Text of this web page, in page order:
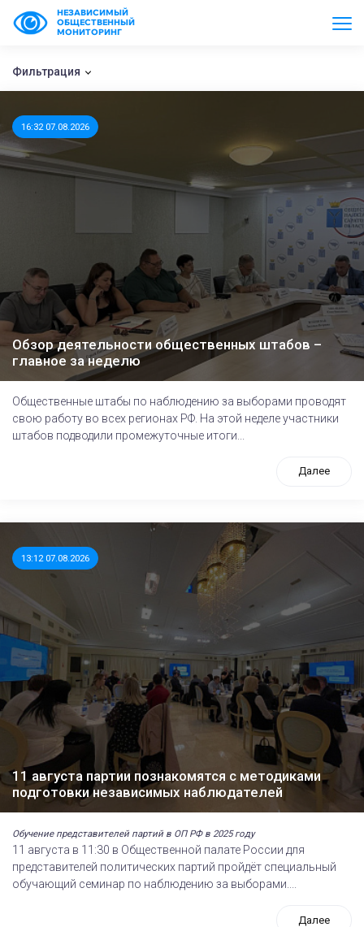
НЕЗАВИСИМЫЙ
ОБЩЕСТВЕННЫЙ
МОНИТОРИНГ
Фильтрация
16:32 07.08.2026
Обзор деятельности общественных штабов –
главное за неделю
Общественные штабы по наблюдению за выборами проводят
свою работу во всех регионах РФ. На этой неделе участники
штабов подводили промежуточные итоги...
Далее
13:12 07.08.2026
11 августа партии познакомятся с методиками
подготовки независимых наблюдателей
Обучение представителей партий в ОП РФ в 2025 году
11 августа в 11:30 в Общественной палате России для
представителей политических партий пройдёт специальный
обучающий семинар по наблюдению за выборами....
Далее